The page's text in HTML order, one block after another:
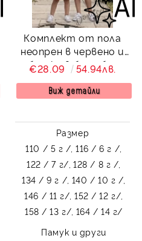
Комплект от пола
неопрен в червено и
блузка в бяло без
ръкав с панделка
€28.09 54.94лв.
Виж детайли
Размер
110 / 5 г /, 116 / 6 г /,
122 / 7 г/, 128 / 8 г /,
134 / 9 г /, 140 / 10 г /,
146 / 11 г/, 152 / 12 г/,
158 / 13 г/, 164 / 14 г/
Памук и други